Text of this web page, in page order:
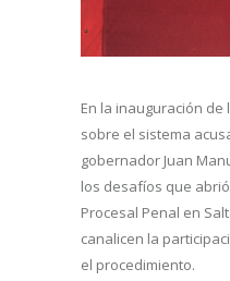
En la inauguración
sobre el sistema
gobernador Juan
los desafíos que
Procesal Penal en
canalicen la
el procedimiento.